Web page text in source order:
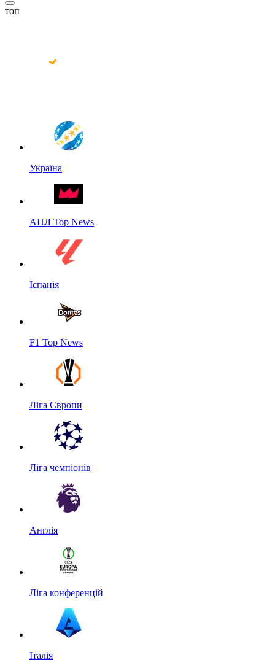
топ
Україна
АПЛ Top News
Іспанія
F1 Top News
Ліга Європи
Ліга чемпіонів
Англія
Ліга конференцій
Італія